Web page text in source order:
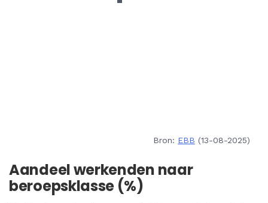
Bron: EBB (13-08-2025)
Aandeel werkenden naar
beroepsklasse (%)